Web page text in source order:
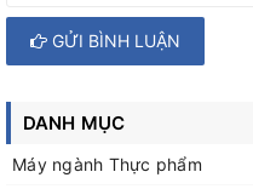
GỬI BÌNH LUẬN
DANH MỤC
Máy ngành Thực phẩm